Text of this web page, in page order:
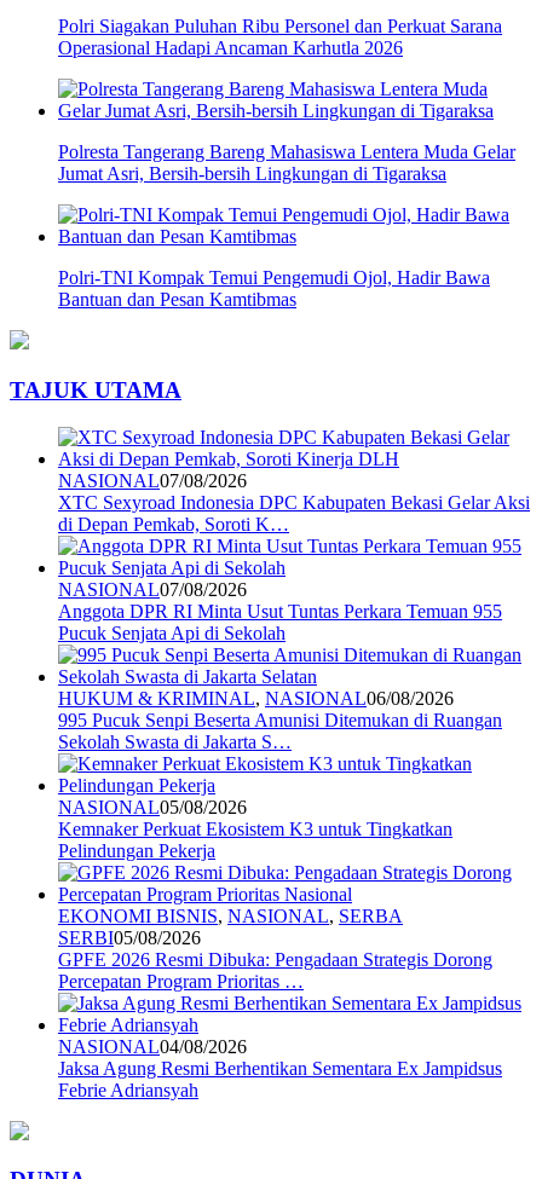
Polri Siagakan Puluhan Ribu Personel dan Perkuat Sarana
Operasional Hadapi Ancaman Karhutla 2026
Polresta Tangerang Bareng Mahasiswa Lentera Muda Gelar
Jumat Asri, Bersih-bersih Lingkungan di Tigaraksa
Polri-TNI Kompak Temui Pengemudi Ojol, Hadir Bawa
Bantuan dan Pesan Kamtibmas
TAJUK UTAMA
NASIONAL07/08/2026
XTC Sexyroad Indonesia DPC Kabupaten Bekasi Gelar Aksi
di Depan Pemkab, Soroti K…
NASIONAL07/08/2026
Anggota DPR RI Minta Usut Tuntas Perkara Temuan 955
Pucuk Senjata Api di Sekolah
HUKUM & KRIMINAL, NASIONAL06/08/2026
995 Pucuk Senpi Beserta Amunisi Ditemukan di Ruangan
Sekolah Swasta di Jakarta S…
NASIONAL05/08/2026
Kemnaker Perkuat Ekosistem K3 untuk Tingkatkan
Pelindungan Pekerja
EKONOMI BISNIS, NASIONAL, SERBA
SERBI05/08/2026
GPFE 2026 Resmi Dibuka: Pengadaan Strategis Dorong
Percepatan Program Prioritas …
NASIONAL04/08/2026
Jaksa Agung Resmi Berhentikan Sementara Ex Jampidsus
Febrie Adriansyah